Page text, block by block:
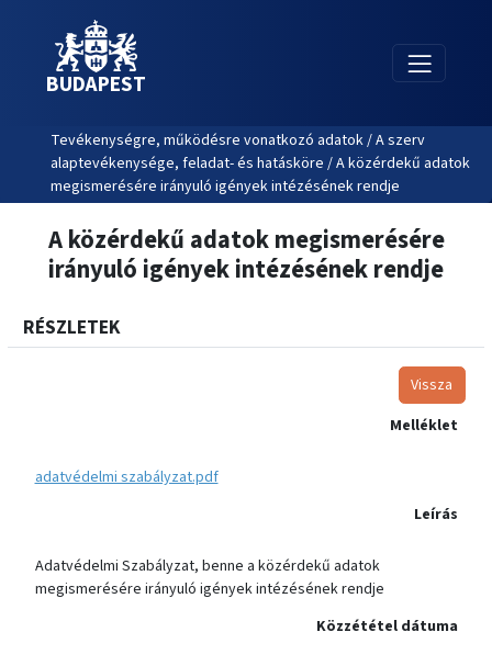
BUDAPEST
Tevékenységre, működésre vonatkozó adatok / A szerv
alaptevékenysége, feladat- és hatásköre / A közérdekű adatok
megismerésére irányuló igények intézésének rendje
A közérdekű adatok megismerésére
irányuló igények intézésének rendje
RÉSZLETEK
Vissza
Melléklet
adatvédelmi szabályzat.pdf
Leírás
Adatvédelmi Szabályzat, benne a közérdekű adatok
megismerésére irányuló igények intézésének rendje
Közzététel dátuma